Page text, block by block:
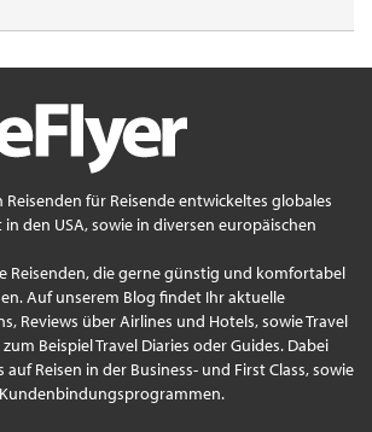
Reisenden für Reisende entwickeltes globales
den USA, sowie in diversen europäischen
Reisenden, die gerne günstig und komfortabel
Auf unserem Blog findet Ihr aktuelle
Reviews über Airlines und Hotels, sowie Travel
Beispiel Travel Diaries oder Guides. Dabei
Reisen in der Business- und First Class, sowie